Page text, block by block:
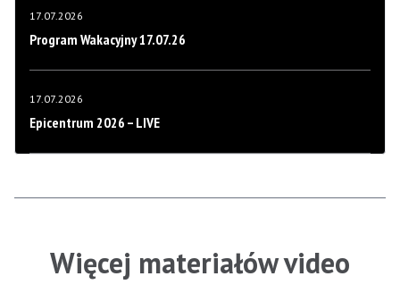
17.07.2026
Program Wakacyjny 17.07.26
17.07.2026
Epicentrum 2026 – LIVE
Więcej materiałów video